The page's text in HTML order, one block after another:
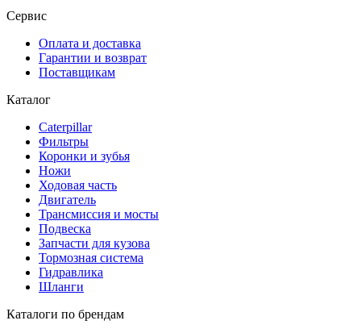
Сервис
Оплата и доставка
Гарантии и возврат
Поставщикам
Каталог
Caterpillar
Фильтры
Коронки и зубья
Ножи
Ходовая часть
Двигатель
Трансмиссия и мосты
Подвеска
Запчасти для кузова
Тормозная система
Гидравлика
Шланги
Каталоги по брендам